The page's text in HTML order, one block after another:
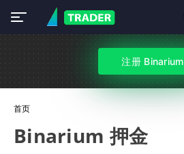
注册 Binarium
首页
Binarium 押金